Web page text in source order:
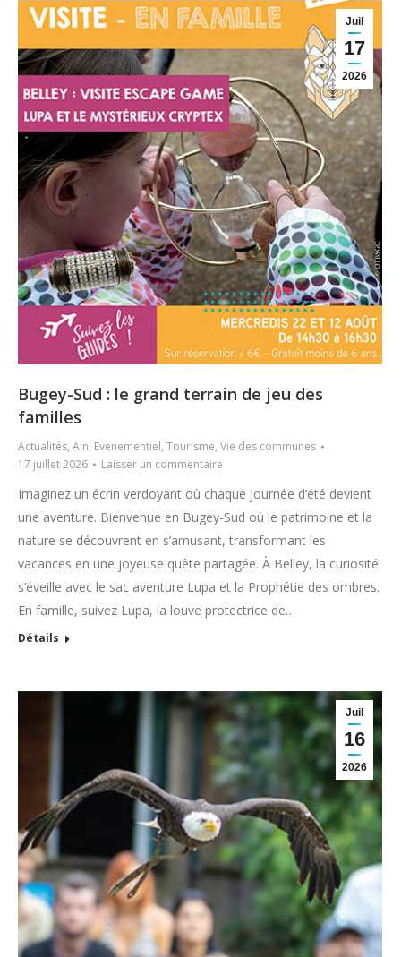
Juil
17
2026
Bugey-Sud : le grand terrain de jeu des
familles
Actualités, Ain, Evenementiel, Tourisme, Vie des communes
17 juillet 2026
Laisser un commentaire
Imaginez un écrin verdoyant où chaque journée d’été devient
une aventure. Bienvenue en Bugey-Sud où le patrimoine et la
nature se découvrent en s’amusant, transformant les
vacances en une joyeuse quête partagée. À Belley, la curiosité
s’éveille avec le sac aventure Lupa et la Prophétie des ombres.
En famille, suivez Lupa, la louve protectrice de…
Détails
Juil
16
2026